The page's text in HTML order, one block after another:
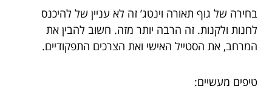
בחירה של גוף תאורה וינטג’ זה לא עניין של להיכנס
לחנות ולקנות. זה הרבה יותר מזה. חשוב להבין את
המרחב, את הסטייל האישי ואת הצרכים התפקודיים.
טיפים מעשיים: